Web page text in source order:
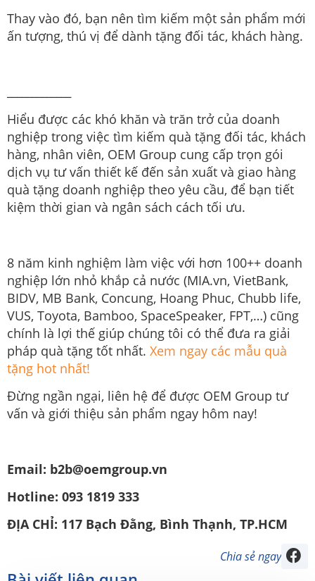
Thay vào đó, bạn nên tìm kiếm một sản phẩm mới
ấn tượng, thú vị để dành tặng đối tác, khách hàng.
Hiểu được các khó khăn và trăn trở của doanh
nghiệp trong việc tìm kiếm quà tặng đối tác, khách
hàng, nhân viên, OEM Group cung cấp trọn gói
dịch vụ tư vấn thiết kế đến sản xuất và giao hàng
quà tặng doanh nghiệp theo yêu cầu, để bạn tiết
kiệm thời gian và ngân sách cách tối ưu.
8 năm kinh nghiệm làm việc với hơn 100++ doanh
nghiệp lớn nhỏ khắp cả nước (MIA.vn, VietBank,
BIDV, MB Bank, Concung, Hoang Phuc, Chubb life,
VUS, Toyota, Bamboo, SpaceSpeaker, FPT,…) cũng
chính là lợi thế giúp chúng tôi có thể đưa ra giải
pháp quà tặng tốt nhất. Xem ngay các mẫu quà
tặng hot nhất!
Đừng ngần ngại, liên hệ để được OEM Group tư
vấn và giới thiệu sản phẩm ngay hôm nay!
Email: b2b@oemgroup.vn
Hotline: 093 1819 333
ĐỊA CHỈ: 117 Bạch Đằng, Bình Thạnh, TP.HCM
Chia sẻ ngay